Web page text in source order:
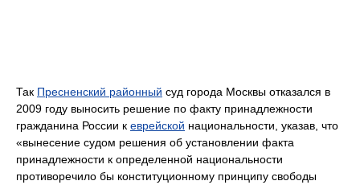
Так Пресненский районный суд города Москвы отказался в
2009 году выносить решение по факту принадлежности
гражданина России к еврейской национальности, указав, что
«вынесение судом решения об установлении факта
принадлежности к определенной национальности
противоречило бы конституционному принципу свободы